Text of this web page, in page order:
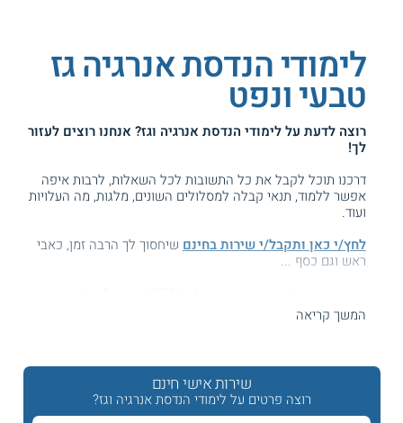
לימודי הנדסת אנרגיה גז
טבעי ונפט
רוצה לדעת עללימודי הנדסת אנרגיה וגז? אנחנו רוצים לעזור
לך!
דרכנו תוכל לקבל את כל התשובות לכל השאלות, לרבות איפה
אפשר ללמוד, תנאי קבלה למסלולים השונים, מלגות, מה העלויות
ועוד.
לחץ/י כאן ותקבל/י שירות בחינם שיחסוך לך הרבה זמן, כאבי
ראש וגם כסף ...
עזרנו גם לך? דרג אותנו:
לימודי הנדסת אנרגיית גז ונפט B.Sc.
המשך קריאה
שירות אישי חינם
רוצה פרטים על לימודי הנדסת אנרגיה וגז?